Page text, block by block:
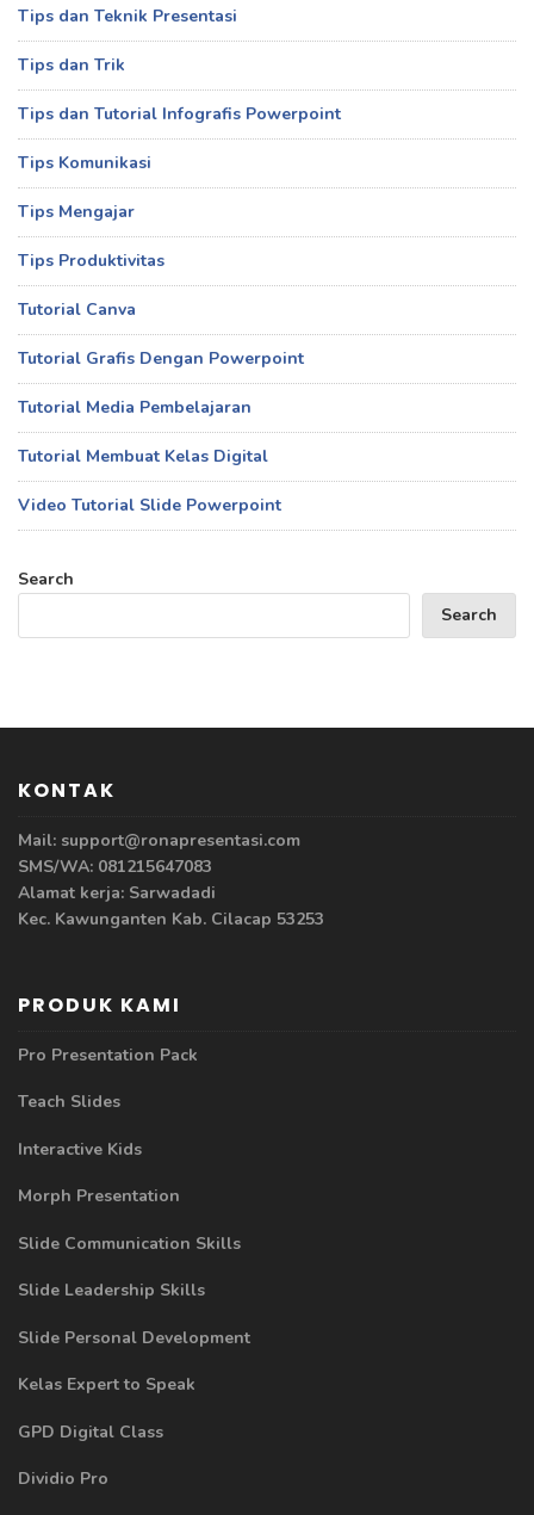
Tips dan Teknik Presentasi
Tips dan Trik
Tips dan Tutorial Infografis Powerpoint
Tips Komunikasi
Tips Mengajar
Tips Produktivitas
Tutorial Canva
Tutorial Grafis Dengan Powerpoint
Tutorial Media Pembelajaran
Tutorial Membuat Kelas Digital
Video Tutorial Slide Powerpoint
Search
Search
KONTAK
Mail: support@ronapresentasi.com
SMS/WA: 081215647083
Alamat kerja: Sarwadadi
Kec. Kawunganten Kab. Cilacap 53253
PRODUK KAMI
Pro Presentation Pack
Teach Slides
Interactive Kids
Morph Presentation
Slide Communication Skills
Slide Leadership Skills
Slide Personal Development
Kelas Expert to Speak
GPD Digital Class
Dividio Pro